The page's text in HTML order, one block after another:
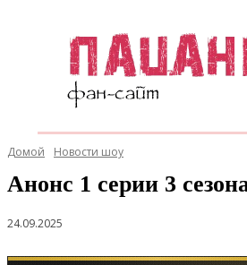
Домой Новости шоу
Анонс 1 серии 3
24.09.2025